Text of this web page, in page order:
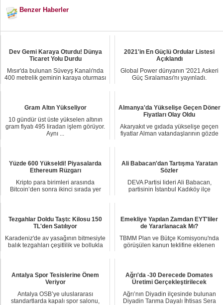
Benzer Haberler
Dev Gemi Karaya Oturdu! Dünya
Ticaret Yolu Durdu
Mısır'da bulunan Süveyş Kanalı'nda
400 metrelik geminin karaya oturması
2021'in En Güçlü Ordular Listesi
Açıklandı
Global Power dünyanın '2021 Askeri
Güç Sıralaması'nı yayınladı.
Gram Altın Yükseliyor
10 gündür üst üste yükselen altının
gram fiyatı 495 liradan işlem görüyor.
Aynı ...
Almanya'da Yükselişe Geçen Döner
Fiyatları Olay Oldu
Akaryakıt ve gıdada yükselişe geçen
fiyatlar Alman vatandaşlarının gözde
Yüzde 600 Yükseldi! Piyasalarda
Ethereum Rüzgarı
Kripto para birimleri arasında
Bitcoin’den sonra ikinci sırada yer
Ali Babacan'dan Tartışma Yaratan
Sözler
DEVA Partisi lideri Ali Babacan,
partisinin İstanbul Kadıköy ilçe
Tezgahlar Doldu Taştı: Kilosu 150
TL'den Satılıyor
Karadeniz'de av yasağının bitmesiyle
balık tezgahları çeşitlilik ve bollukla
Emekliye Yapılan Zamdan EYT'liler
de Yararlanacak Mı?
TBMM Plan ve Bütçe Komisyonu'nda
görüşülen kanun teklifine eklenen
Antalya Spor Tesislerine Önem
Veriyor
Antalya OSB’ye uluslararası
standartlarda kapalı spor salonu,
Ağrı'da -30 Derecede Domates
Üretimi Gerçekleştirilecek
Ağrı’nın Diyadin ilçesinde bulunan
Diyadin Tarıma Dayalı İhtisas Sera